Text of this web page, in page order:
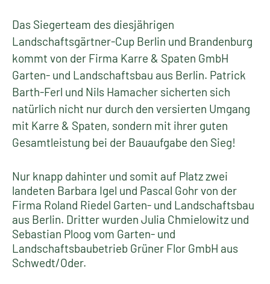
Das Siegerteam des diesjährigen
Landschaftsgärtner-Cup Berlin und Brandenburg
kommt von der Firma Karre & Spaten GmbH
Garten- und Landschaftsbau aus Berlin. Patrick
Barth-Ferl und Nils Hamacher sicherten sich
natürlich nicht nur durch den versierten Umgang
mit Karre & Spaten, sondern mit ihrer guten
Gesamtleistung bei der Bauaufgabe den Sieg!
Nur knapp dahinter und somit auf Platz zwei
landeten Barbara Igel und Pascal Gohr von der
Firma Roland Riedel Garten- und Landschaftsbau
aus Berlin. Dritter wurden Julia Chmielowitz und
Sebastian Ploog vom Garten- und
Landschaftsbaubetrieb Grüner Flor GmbH aus
Schwedt/Oder.